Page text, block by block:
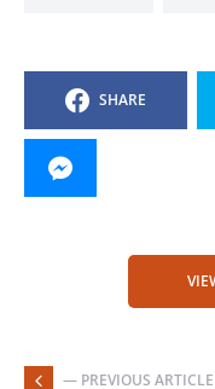
SHARE
— PREVIOUS ARTICLE